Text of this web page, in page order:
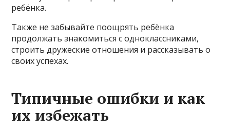
ребёнка.
Также не забывайте поощрять ребёнка
продолжать знакомиться с одноклассниками,
строить дружеские отношения и рассказывать о
своих успехах.
Типичные ошибки и как
их избежать